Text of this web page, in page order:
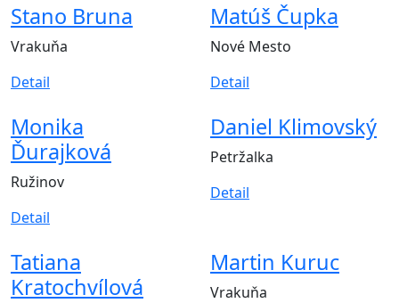
Stano Bruna
Vrakuňa
Detail
Matúš Čupka
Nové Mesto
Detail
Monika
Ďurajková
Ružinov
Detail
Daniel Klimovský
Petržalka
Detail
Tatiana
Kratochvílová
Martin Kuruc
Vrakuňa